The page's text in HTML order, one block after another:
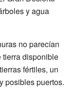
y agua
no parecían
tierra disponible
fértiles, un
posibles puertos.